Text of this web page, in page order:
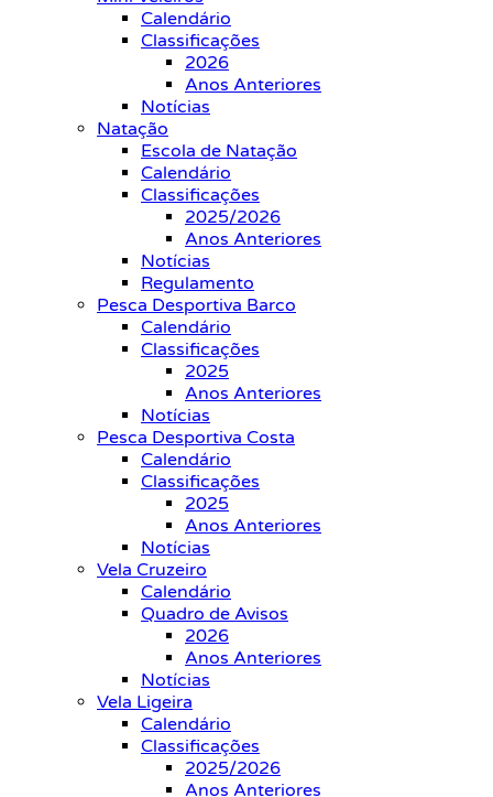
Calendário
Classificações
2026
Anos Anteriores
Notícias
Natação
Escola de Natação
Calendário
Classificações
2025/2026
Anos Anteriores
Notícias
Regulamento
Pesca Desportiva Barco
Calendário
Classificações
2025
Anos Anteriores
Notícias
Pesca Desportiva Costa
Calendário
Classificações
2025
Anos Anteriores
Notícias
Vela Cruzeiro
Calendário
Quadro de Avisos
2026
Anos Anteriores
Notícias
Vela Ligeira
Calendário
Classificações
2025/2026
Anos Anteriores